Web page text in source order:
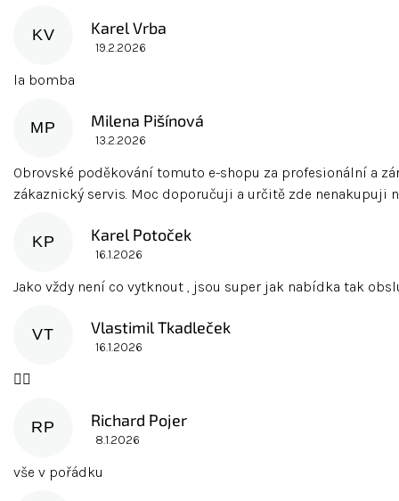
KV Karel Vrba
Hodnocení obchodu je 5 z 5 hvězdiček.
19.2.2026
la bomba
MP Milena Pišínová
Hodnocení obchodu je 5 z 5 hvězdiček.
13.2.2026
Obrovské poděkování tomuto e-shopu za profesionální a
zákaznický servis. Moc doporučuji a určitě zde nenakupuji
KP Karel Potoček
Hodnocení obchodu je 5 z 5 hvězdiček.
16.1.2026
Jako vždy není co vytknout , jsou super jak nabídka tak
VT Vlastimil Tkadleček
Hodnocení obchodu je 5 z 5 hvězdiček.
16.1.2026
👍🏻
RP Richard Pojer
Hodnocení obchodu je 5 z 5 hvězdiček.
8.1.2026
vše v pořádku